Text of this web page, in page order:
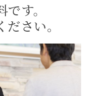
す。
さい。